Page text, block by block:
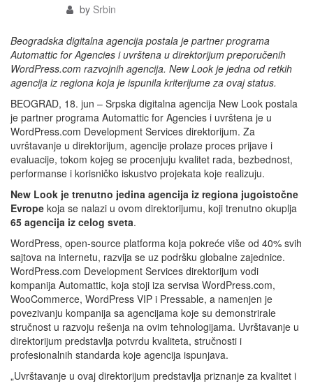
by Srbin
Beogradska digitalna agencija postala je partner programa
Automattic for Agencies i uvrštena u direktorijum preporučenih
WordPress.com razvojnih agencija. New Look je jedna od retkih
agencija iz regiona koja je ispunila kriterijume za ovaj status.
BEOGRAD, 18. jun – Srpska digitalna agencija New Look postala
je partner programa Automattic for Agencies i uvrštena je u
WordPress.com Development Services direktorijum. Za
uvrštavanje u direktorijum, agencije prolaze proces prijave i
evaluacije, tokom kojeg se procenjuju kvalitet rada, bezbednost,
performanse i korisničko iskustvo projekata koje realizuju.
New Look je trenutno jedina agencija iz regiona jugoistočne
Evrope koja se nalazi u ovom direktorijumu, koji trenutno okuplja
65 agencija iz celog sveta.
WordPress, open-source platforma koja pokreće više od 40% svih
sajtova na internetu, razvija se uz podršku globalne zajednice.
WordPress.com Development Services direktorijum vodi
kompanija Automattic, koja stoji iza servisa WordPress.com,
WooCommerce, WordPress VIP i Pressable, a namenjen je
povezivanju kompanija sa agencijama koje su demonstrirale
stručnost u razvoju rešenja na ovim tehnologijama. Uvrštavanje u
direktorijum predstavlja potvrdu kvaliteta, stručnosti i
profesionalnih standarda koje agencija ispunjava.
„Uvrštavanje u ovaj direktorijum predstavlja priznanje za kvalitet i